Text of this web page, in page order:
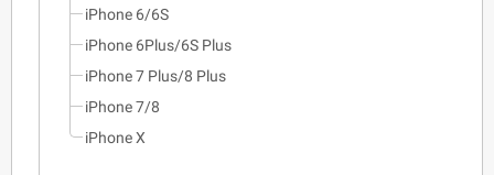
iPhone 6/6S
iPhone 6Plus/6S Plus
iPhone 7 Plus/8 Plus
iPhone 7/8
iPhone X